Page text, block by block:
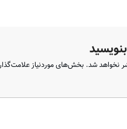
نخواهد شد. بخش‌های موردنیاز